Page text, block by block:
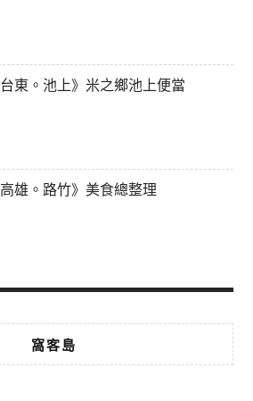
台東。池上》米之鄉池上便當
高雄。路竹》美食總整理
窩客島